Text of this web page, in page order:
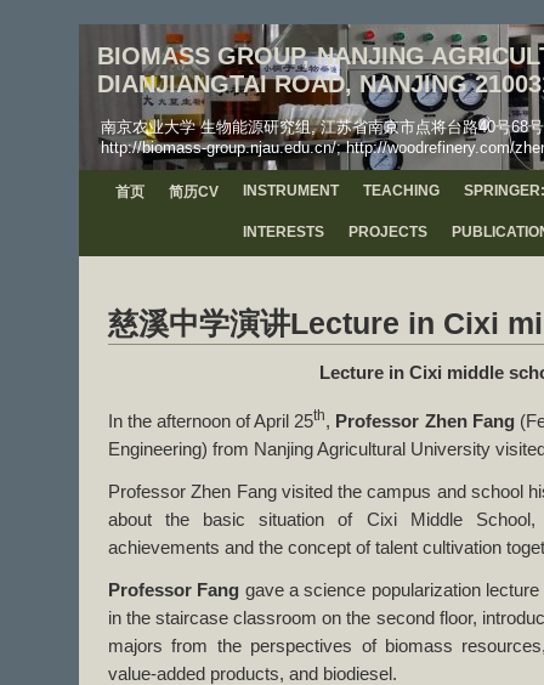
BIOMASS GROUP, NANJING
DIANJIANGTAI ROAD, NANJING
南京农业大学 生物能源研究组, 江苏省南京市点将台路40号68
http://biomass-group.njau.edu.cn/; http://woodrefinery.com/
首页 简历CV INSTRUMENT TEACHING
INTERESTS PROJECTS
慈溪中学演讲Lecture in Cixi
Lecture in Cixi middle
In the afternoon of April 25th, Professor Zhen Fang
Engineering) from Nanjing Agricultural University
Professor Zhen Fang visited the campus and school
about the basic situation of Cixi Middle School,
achievements and the concept of talent cultivation
Professor Fang gave a science popularization
in the staircase classroom on the second floor,
majors from the perspectives of biomass
value-added products, and biodiesel.